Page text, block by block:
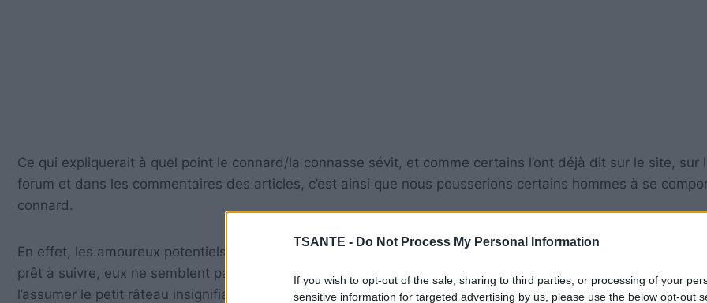
TSANTE - Do Not Process My Personal Information
If you wish to opt-out of the sale, sharing to third parties, or processing of your
sensitive information for targeted advertising by us, please use the below opt-out
Ce qui expliquerait à quel point le connard/la connasse sévit, et comme certains l’ont déjà dit sur le site, sur
forum et dans les commentaires des articles, c’est ainsi que nous pousserions certains hommes à se
connard.
En effet, les amoureux potentiels, ceux dont le simple fait de les croiser nous embellit la journée, que l’on
prêt à suivre, eux ne semblent pas nous voir… (Mais ce ne sont pas pour autant des connards). Et là il faut
l’assumer le petit râteau insignifiant : Quand il a oublié votre prénom, Qu’il n’a pas mémorisé votre n° de